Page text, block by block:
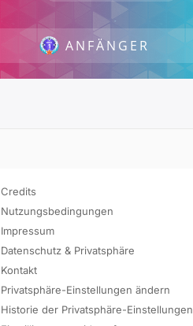
ANFÄNGER
Credits
Nutzungsbedingungen
Impressum
Datenschutz & Privatsphäre
Kontakt
Privatsphäre-Einstellungen ändern
Historie der Privatsphäre-Einstellungen